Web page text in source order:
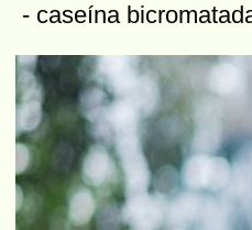
- caseína